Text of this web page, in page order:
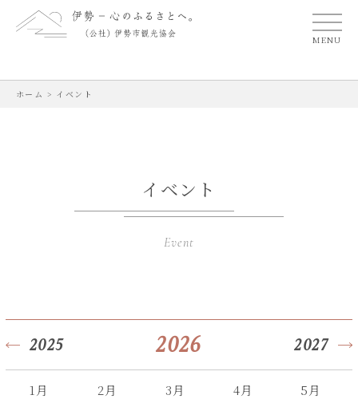
MENU
ホーム > イベント
イベント
Event
2025 2026 2027
1月 2月 3月 4月 5月